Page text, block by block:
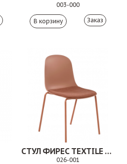
003-000
Заказ
СТУЛ ФИРЕС TEXTILE TERRA
026-001